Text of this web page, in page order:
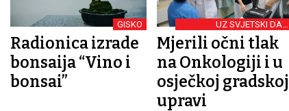
GISKO
Radionica izrade
bonsaija “Vino i
bonsai”
UZ SVJETSKI DAN
GLAUKOMA
Mjerili očni tlak
na Onkologiji i u
osječkoj gradskoj
upravi